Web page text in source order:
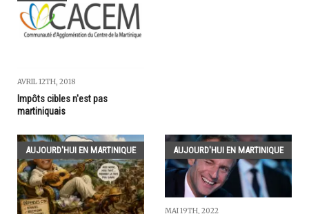
AVRIL 12TH, 2018
Impôts cibles n'est pas
martiniquais
AUJOURD'HUI EN MARTINIQUE AUJOURD'HUI EN MARTINIQUE
MAI 19TH, 2022